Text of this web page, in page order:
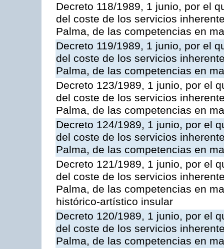
Decreto 118/1989, 1 junio, por el
del coste de los servicios
Palma, de las competencias en
Decreto 119/1989, 1 junio, por el
del coste de los servicios
Palma, de las competencias en
Decreto 123/1989, 1 junio, por el
del coste de los servicios
Palma, de las competencias en
Decreto 124/1989, 1 junio, por el
del coste de los servicios
Palma, de las competencias en
Decreto 121/1989, 1 junio, por el
del coste de los servicios
Palma, de las competencias en
histórico-artístico insular
Decreto 120/1989, 1 junio, por el
del coste de los servicios
Palma, de las competencias en